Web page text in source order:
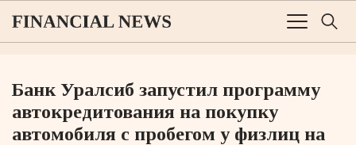
Банк Уралсиб запустил программу
автокредитования на покупку
автомобиля с пробегом у физлиц на